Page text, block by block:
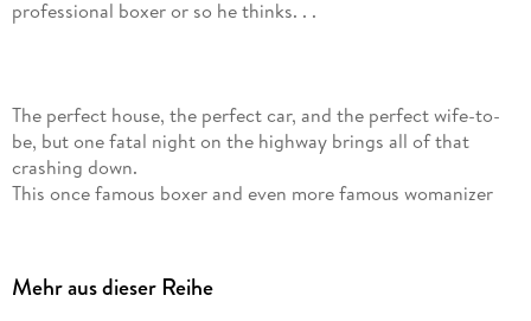
professional boxer or so he thinks. . .
The perfect house, the perfect car, and the perfect wife-to-
be, but one fatal night on the highway brings all of that
crashing down.
This once famous boxer and even more famous womanizer
fighter.
Mehr aus dieser Reihe